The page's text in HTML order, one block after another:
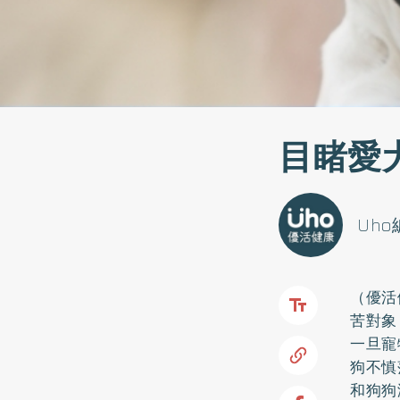
目睹
Uho
（優
苦對
一旦
狗不
和狗